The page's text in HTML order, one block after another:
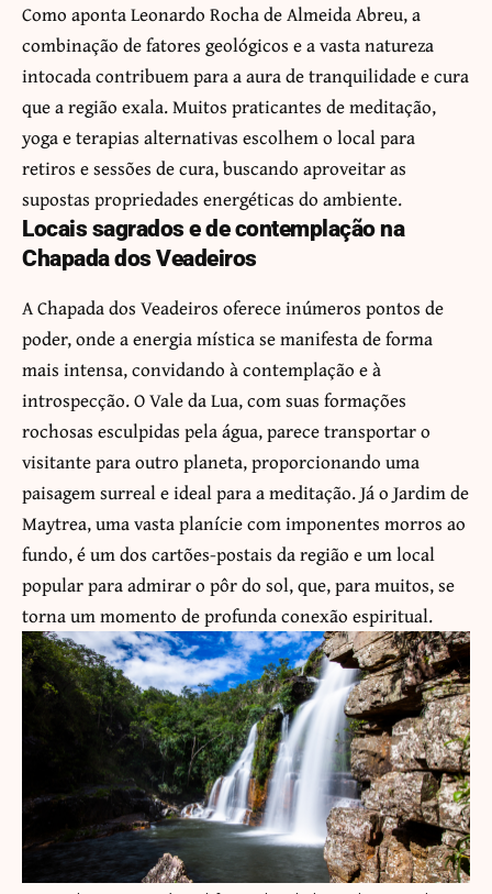
Como aponta Leonardo Rocha de Almeida Abreu, a
combinação de fatores geológicos e a vasta natureza
intocada contribuem para a aura de tranquilidade e cura
que a região exala. Muitos praticantes de meditação,
yoga e terapias alternativas escolhem o local para
retiros e sessões de cura, buscando aproveitar as
supostas propriedades energéticas do ambiente.
Locais sagrados e de contemplação na
Chapada dos Veadeiros
A Chapada dos Veadeiros oferece inúmeros pontos de
poder, onde a energia mística se manifesta de forma
mais intensa, convidando à contemplação e à
introspecção. O Vale da Lua, com suas formações
rochosas esculpidas pela água, parece transportar o
visitante para outro planeta, proporcionando uma
paisagem surreal e ideal para a meditação. Já o Jardim de
Maytrea, uma vasta planície com imponentes morros ao
fundo, é um dos cartões-postais da região e um local
popular para admirar o pôr do sol, que, para muitos, se
torna um momento de profunda conexão espiritual.